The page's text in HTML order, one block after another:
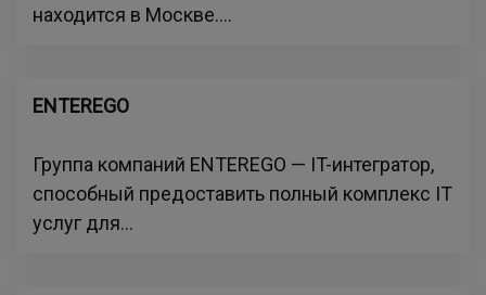
находится в Москве....
ENTEREGO
Группа компаний ENTEREGO — IT-интегратор,
способный предоставить полный комплекс IT
услуг для...